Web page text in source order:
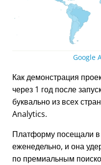
Google
Как демонстрация
через 1 год после
буквально из всех
Analytics.
Платформу посещали в
еженедельно, и она
по премиальным